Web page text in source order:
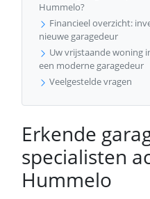
Hummelo?
Financieel overzicht:
nieuwe garagedeur
Uw vrijstaande woning
een moderne garagedeur
Veelgestelde vragen
Erkende
specialisten
Hummelo